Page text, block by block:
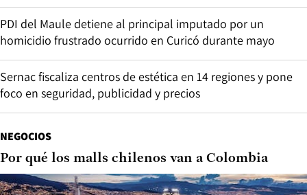
PDI del Maule detiene al principal imputado por un
homicidio frustrado ocurrido en Curicó durante mayo
Sernac fiscaliza centros de estética en 14 regiones y pone
foco en seguridad, publicidad y precios
NEGOCIOS
Por qué los malls chilenos van a Colombia